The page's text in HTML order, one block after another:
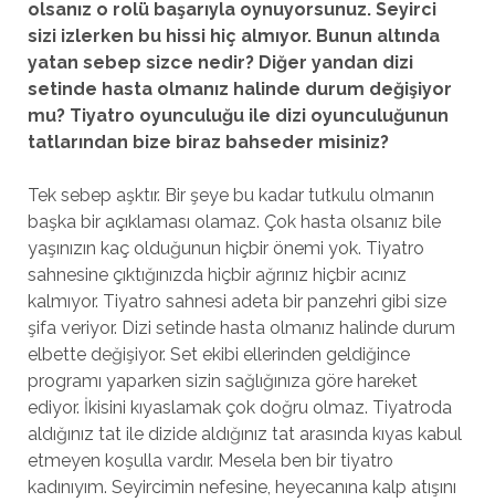
olsanız o rolü başarıyla oynuyorsunuz. Seyirci
sizi izlerken bu hissi hiç almıyor. Bunun altında
yatan sebep sizce nedir? Diğer yandan dizi
setinde hasta olmanız halinde durum değişiyor
mu? Tiyatro oyunculuğu ile dizi oyunculuğunun
tatlarından bize biraz bahseder misiniz?
Tek sebep aşktır. Bir şeye bu kadar tutkulu olmanın
başka bir açıklaması olamaz. Çok hasta olsanız bile
yaşınızın kaç olduğunun hiçbir önemi yok. Tiyatro
sahnesine çıktığınızda hiçbir ağrınız hiçbir acınız
kalmıyor. Tiyatro sahnesi adeta bir panzehri gibi size
şifa veriyor. Dizi setinde hasta olmanız halinde durum
elbette değişiyor. Set ekibi ellerinden geldiğince
programı yaparken sizin sağlığınıza göre hareket
ediyor. İkisini kıyaslamak çok doğru olmaz. Tiyatroda
aldığınız tat ile dizide aldığınız tat arasında kıyas kabul
etmeyen koşulla vardır. Mesela ben bir tiyatro
kadınıyım. Seyircimin nefesine, heyecanına kalp atışını